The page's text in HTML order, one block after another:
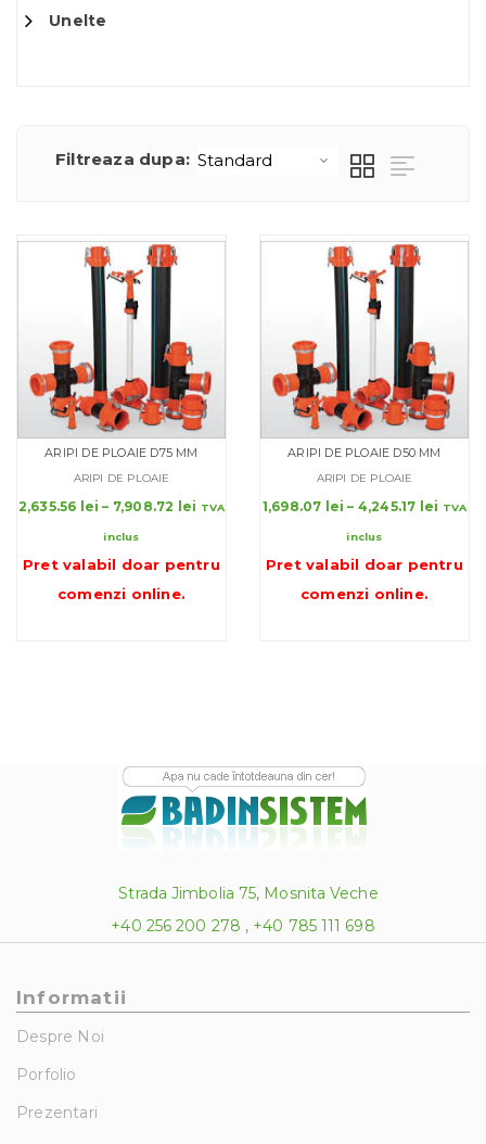
Unelte
Filtreaza dupa:
ARIPI DE PLOAIE D75 MM
ARIPI DE PLOAIE
2,635.56 lei – 7,908.72 lei
2,635.56 lei
TVA
inclus
Pret valabil doar pentru
comenzi online.
ARIPI DE PLOAIE D50 MM
ARIPI DE PLOAIE
1,698.07 lei – 4,245.17 lei TVA
inclus
Pret valabil doar pentru
comenzi online.
Strada Jimbolia 75, Mosnita Veche
+40 256 200 278 , +40 785 111 698
Informatii
Despre Noi
Porfolio
Prezentari